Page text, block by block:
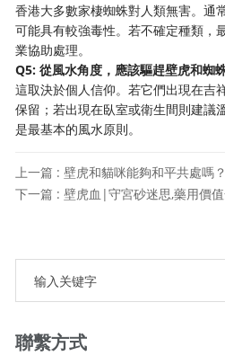
香港大多數家棲蜘蛛對人類無害。通
可能具有較強毒性。若不確定種類，
業協助處理。
Q5: 從風水角度，應該驅趕壁虎和蜘
這取決於個人信仰。若它們出現在吉
保留；若出現在臥室或衛生間則建議
是最基本的風水原則。
上一篇 : 壁虎和貓咪能夠和平共處嗎？
下一篇 : 壁虎血|守宮砂迷思,藥用價
聯繫方式